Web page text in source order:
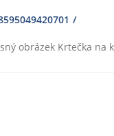
obrázek Krtečka na